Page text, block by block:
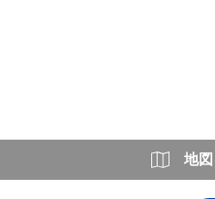
地